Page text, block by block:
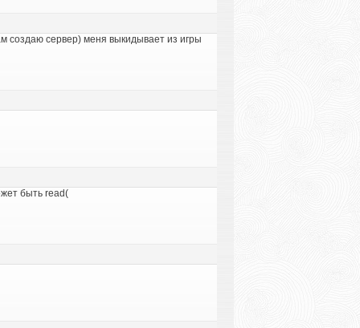
создаю сервер) меня выкидывает из игры
быть read(